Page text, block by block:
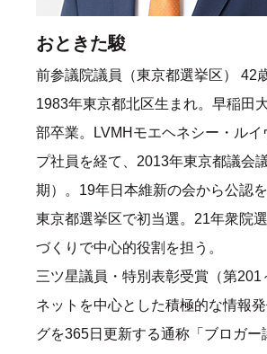
おときた駿
前参議院議員（東京都選挙区） 42
1983年東京都北区生まれ。早稲田
部卒業。LVMHモエヘネシー・ルイ
プ社員を経て、2013年東京都議会
期）。19年日本維新の会から公認
東京都選挙区で初当選。21年衆院
づくりで中心的役割を担う。
三ツ星議員・特別表彰受賞（第201
ネットを中心とした積極的な情報
グを365日更新する通称「ブロガー